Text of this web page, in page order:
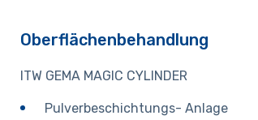
Oberflächenbehandlung
ITW GEMA MAGIC CYLINDER
Pulverbeschichtungs- Anlage